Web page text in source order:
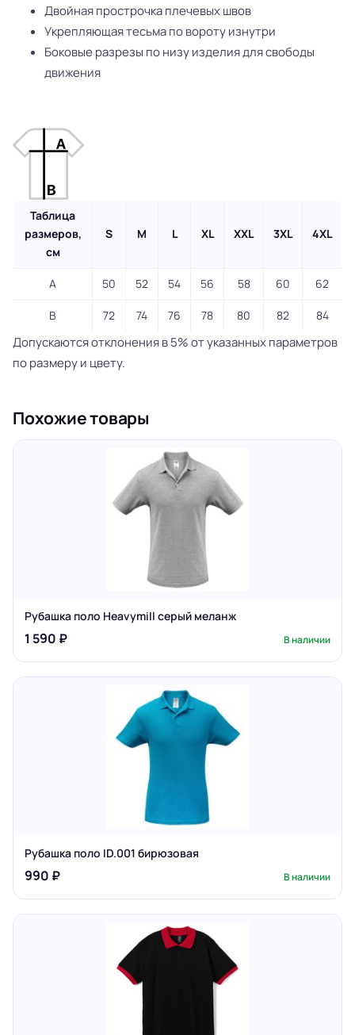
Двойная прострочка плечевых швов
Укрепляющая тесьма по вороту изнутри
Боковые разрезы по низу изделия для свободы
движения
Таблица
размеров,
см
S M L XL XXL 3XL 4XL
A 50 52 54 56 58 60 62
B 72 74 76 78 80 82 84
Допускаются отклонения в 5% от указанных параметров
по размеру и цвету.
Похожие товары
Рубашка поло Heavymill серый меланж
1 590 ₽ В наличии
Рубашка поло ID.001 бирюзовая
990 ₽ В наличии